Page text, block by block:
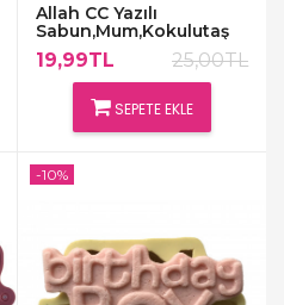
Allah CC Yazılı
Sabun,Mum,Kokulutaş
Silikon Kalıp
19,99TL 25,00TL
SEPETE EKLE
-10%